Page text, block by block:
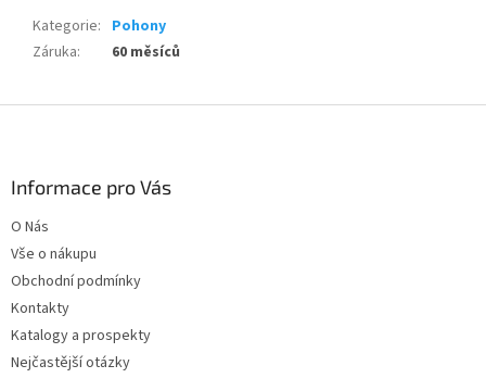
Kategorie: Pohony
Záruka: 60 měsíců
Informace pro Vás
O Nás
Vše o nákupu
Obchodní podmínky
Kontakty
Katalogy a prospekty
Nejčastější otázky